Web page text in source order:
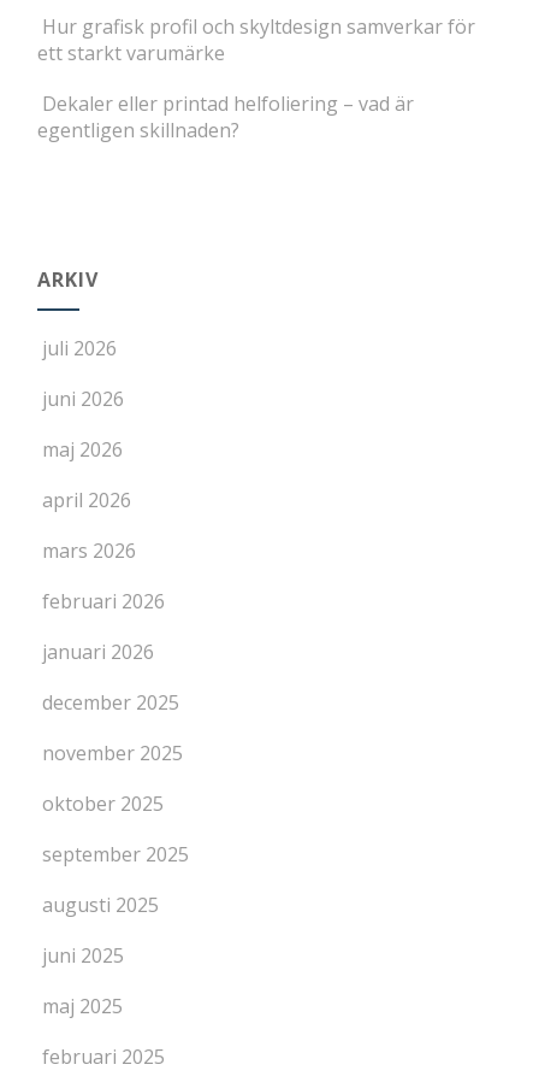
Hur grafisk profil och skyltdesign samverkar för
ett starkt varumärke
Dekaler eller printad helfoliering – vad är
egentligen skillnaden?
ARKIV
juli 2026
juni 2026
maj 2026
april 2026
mars 2026
februari 2026
januari 2026
december 2025
november 2025
oktober 2025
september 2025
augusti 2025
juni 2025
maj 2025
februari 2025